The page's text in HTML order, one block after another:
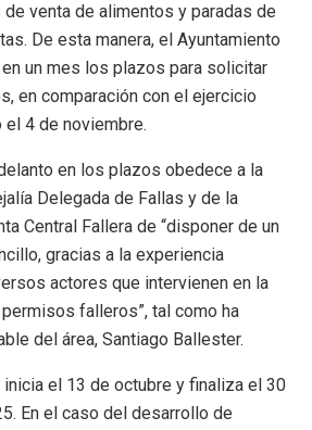
venta de alimentos y paradas de
De esta manera, el Ayuntamiento
un mes los plazos para solicitar
en comparación con el ejercicio
el 4 de noviembre.
en los plazos obedece a la
Delegada de Fallas y de la
Central Fallera de “disponer de un
gracias a la experiencia
actores que intervienen en la
falleros”, tal como ha
del área, Santiago Ballester.
inicia el 13 de octubre y finaliza el 30
En el caso del desarrollo de